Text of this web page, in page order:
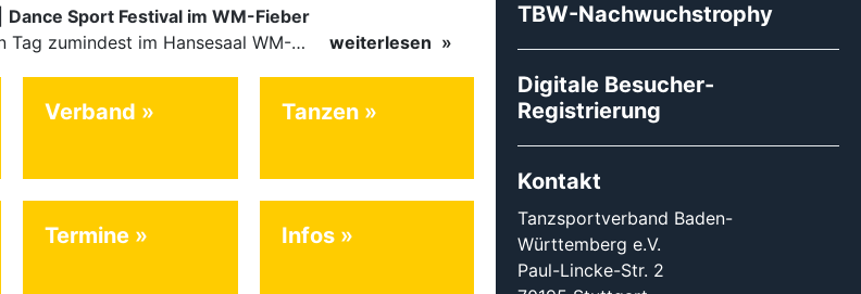
Dance Sport Festival im WM-Fieber
Nachdem schon am ersten Tag zumindest im Hansesaal WM-Stimmung vom Feinsten herrschte, werden am Samstag nicht nur Tänzerinnen und Tänzer der Junioren die Stimmung ordentlich anheizen. Es erwartet alle -…
weiterlesen
Verband Tanzen
Termine Infos
TBW-Nachwuchstrophy
Digitale Besucher-
Registrierung
Kontakt
Tanzsportverband Baden-
Württemberg e.V.
Paul-Lincke-Str. 2